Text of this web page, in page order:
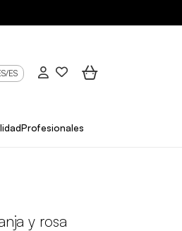
ES
Profesionales
y rosa